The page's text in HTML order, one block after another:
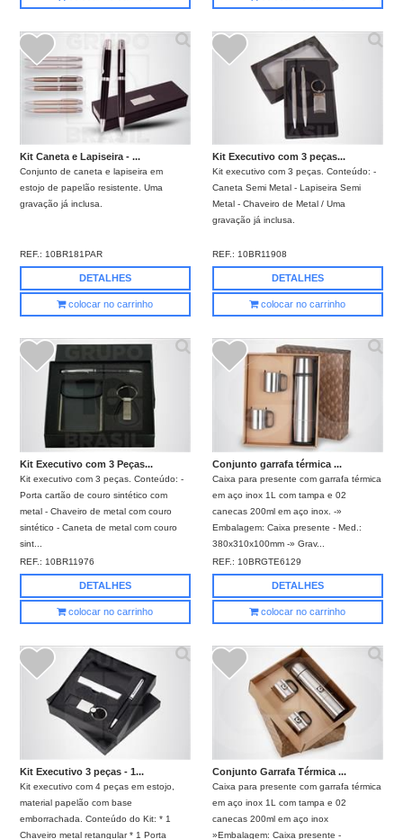
Kit Caneta e Lapiseira - ...
Conjunto de caneta e lapiseira em
estojo de papelão resistente. Uma
gravação já inclusa.
REF.: 10BR181PAR
DETALHES
colocar no carrinho
Kit Executivo com 3 peças...
Kit executivo com 3 peças. Conteúdo: -
Caneta Semi Metal - Lapiseira Semi
Metal - Chaveiro de Metal / Uma
gravação já inclusa.
REF.: 10BR11908
DETALHES
colocar no carrinho
Kit Executivo com 3 Peças...
Kit executivo com 3 peças. Conteúdo: -
Porta cartão de couro sintético com
metal - Chaveiro de metal com couro
sintético - Caneta de metal com couro
sint...
REF.: 10BR11976
DETALHES
colocar no carrinho
Conjunto garrafa térmica ...
Caixa para presente com garrafa térmica
em aço inox 1L com tampa e 02
canecas 200ml em aço inox. -»
Embalagem: Caixa presente - Med.:
380x310x100mm -» Grav...
REF.: 10BRGTE6129
DETALHES
colocar no carrinho
Kit Executivo 3 peças - 1...
Kit executivo com 4 peças em estojo,
material papelão com base
emborrachada. Conteúdo do Kit: * 1
Chaveiro metal retangular * 1 Porta
Conjunto Garrafa Térmica ...
Caixa para presente com garrafa térmica
em aço inox 1L com tampa e 02
canecas 200ml em aço inox
»Embalagem: Caixa presente -